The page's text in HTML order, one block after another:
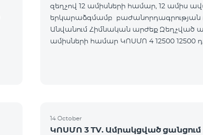
զեղչով 12 ամիսների համար, 12 ամիս
երկարաձգմամբ բաժանորդագրության
Անվանում Հիմնական արժեք Զեղչված արժեք 1-12
ամիսների համար ԿՈՍՄՈ 4 12500 12500 դր/ամիս 9375
14 October
ԿՈՍՄՈ 3 TV. Ամրակցված ցանցում